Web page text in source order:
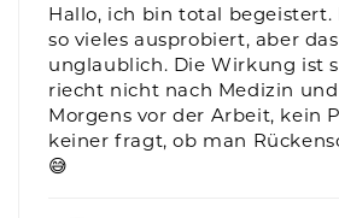
Hallo, ich bin total begeistert.
so vieles ausprobiert, aber
unglaublich. Die Wirkung ist
riecht nicht nach Medizin
Morgens vor der Arbeit, kein
keiner fragt, ob man
😅